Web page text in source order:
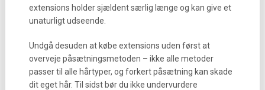
extensions holder sjældent særlig længe og kan give et
unaturligt udseende.
Undgå desuden at købe extensions uden først at
overveje påsætningsmetoden – ikke alle metoder
passer til alle hårtyper, og forkert påsætning kan skade
dit eget hår. Til sidst bør du ikke undervurdere